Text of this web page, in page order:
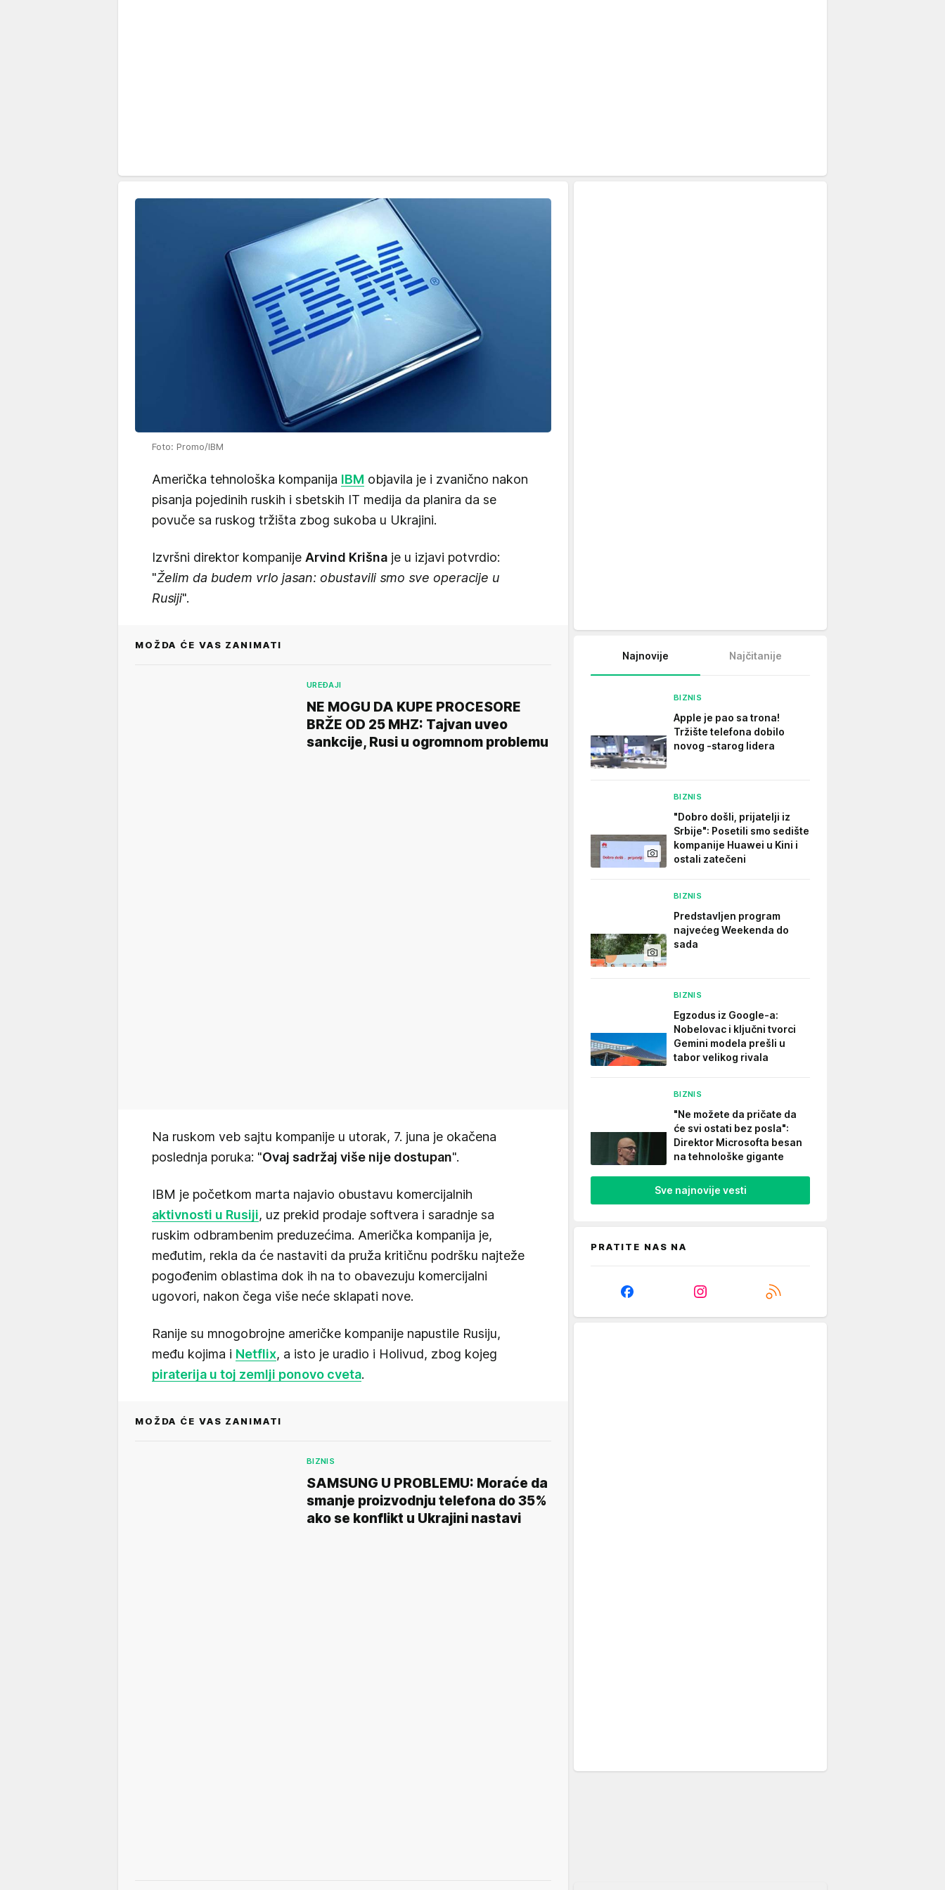
Foto: Promo/IBM
Američka tehnološka kompanija IBM objavila je i zvanično nakon
pisanja pojedinih ruskih i sbetskih IT medija da planira da se
povuče sa ruskog tržišta zbog sukoba u Ukrajini.
Izvršni direktor kompanije Arvind Krišna je u izjavi potvrdio:
"Želim da budem vrlo jasan: obustavili smo sve operacije u
Rusiji".
MOŽDA ĆE VAS ZANIMATI
UREĐAJI
NE MOGU DA KUPE PROCESORE
BRŽE OD 25 MHZ: Tajvan uveo
sankcije, Rusi u ogromnom problemu
Na ruskom veb sajtu kompanije u utorak, 7. juna je okačena
poslednja poruka: "Ovaj sadržaj više nije dostupan".
IBM je početkom marta najavio obustavu komercijalnih
aktivnosti u Rusiji, uz prekid prodaje softvera i saradnje sa
ruskim odbrambenim preduzećima. Američka kompanija je,
međutim, rekla da će nastaviti da pruža kritičnu podršku najteže
pogođenim oblastima dok ih na to obavezuju komercijalni
ugovori, nakon čega više neće sklapati nove.
Ranije su mnogobrojne američke kompanije napustile Rusiju,
među kojima i Netflix, a isto je uradio i Holivud, zbog kojeg
piraterija u toj zemlji ponovo cveta.
MOŽDA ĆE VAS ZANIMATI
BIZNIS
SAMSUNG U PROBLEMU: Moraće da
smanje proizvodnju telefona do 35%
ako se konflikt u Ukrajini nastavi
Najnovije Najčitanije
BIZNIS
Apple je pao sa trona!
Tržište telefona dobilo
novog -starog lidera
BIZNIS
"Dobro došli, prijatelji iz
Srbije": Posetili smo sedište
kompanije Huawei u Kini i
ostali zatečeni
BIZNIS
Predstavljen program
najvećeg Weekenda do
sada
BIZNIS
Egzodus iz Google-a:
Nobelovac i ključni tvorci
Gemini modela prešli u
tabor velikog rivala
BIZNIS
"Ne možete da pričate da
će svi ostati bez posla":
Direktor Microsofta besan
na tehnološke gigante
Sve najnovije vesti
PRATITE NAS NA